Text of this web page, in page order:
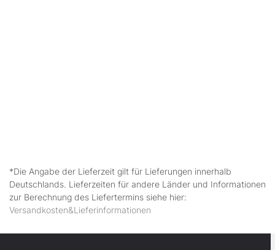
*Die Angabe der Lieferzeit gilt für Lieferungen innerhalb
Deutschlands. Lieferzeiten für andere Länder und Informationen
zur Berechnung des Liefertermins siehe hier:
Versandkosten&Lieferinformationen